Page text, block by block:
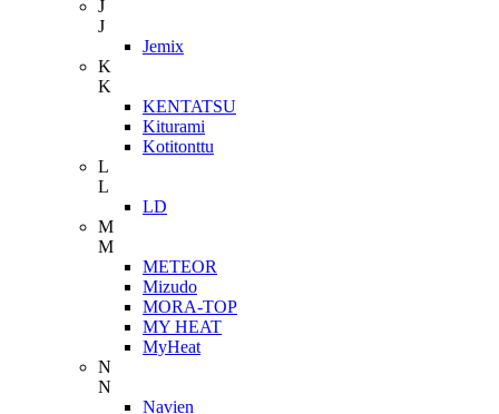
J
J
Jemix
K
K
KENTATSU
Kiturami
Kotitonttu
L
L
LD
M
M
METEOR
Mizudo
MORA-TOP
MY HEAT
MyHeat
N
N
Navien